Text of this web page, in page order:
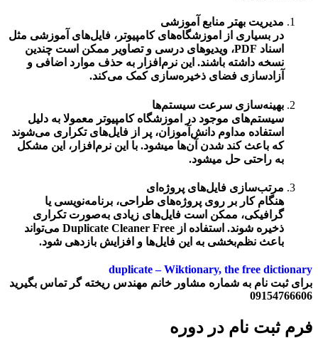
مدیریت بهتر منابع آموزشی
در بسیاری از
اموزشگاه‌های کامپیوتر ، فایل‌های آموزشی مثل
اسناد PDF، ویدیوهای درسی و تصاویر ممکن است چندین
نسخه داشته باشند. این نرم‌افزار به حذف موارد اضافی و
آزادسازی فضای ذخیره‌سازی کمک می‌کند.
بهینه‌سازی سرعت سیستم‌ها
سیستم‌های موجود در
اموزشگاه کامپیوتر معمولا به دلیل
استفاده مداوم دانش‌آموزان، پر از فایل‌های تکراری می‌شوند
که باعث کند شدن آن‌ها میشود. با این نرم‌افزار، این مشکل
به راحتی حل میشود.
مرتب‌سازی فایل‌های پروژه‌ای
هنگام کار بر روی پروژه‌های طراحی، برنامه‌نویسی یا
گرافیکی، ممکن است فایل‌های زیادی به‌صورت تکراری
ذخیره شوند. استفاده از Duplicate Cleaner Free می‌تواند
باعث نظم‌بخشی به این فایل‌ها و افزایش بازدهی شود.
duplicate – Wiktionary, the free dictionary
برای ثبت نام به شماره مشاور خانم مهندس ریخته گر تماس بگیرید
09154766606
فرم ثبت نام در دوره